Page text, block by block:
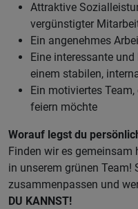
Attraktive
vergünstigter
Ein angenehmes
Eine interessante
einem stabilen,
Ein motiviertes
feiern möchte
Worauf legst du
Finden wir es gemeinsam
in unserem grünen Team!
zusammenpassen und
DU KANNST!